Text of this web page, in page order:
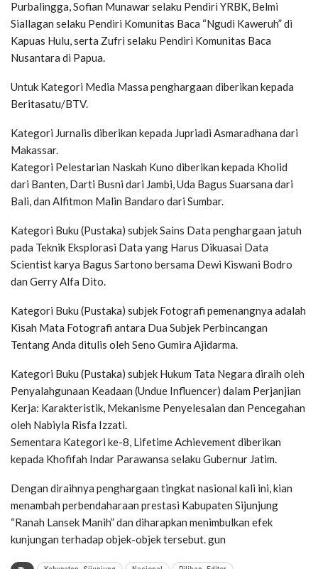
Purbalingga, Sofian Munawar selaku Pendiri YRBK, Belmi
Siallagan selaku Pendiri Komunitas Baca “Ngudi Kaweruh” di
Kapuas Hulu, serta Zufri selaku Pendiri Komunitas Baca
Nusantara di Papua.
Untuk Kategori Media Massa penghargaan diberikan kepada
Beritasatu/BTV.
Kategori Jurnalis diberikan kepada Jupriadi Asmaradhana dari
Makassar.
Kategori Pelestarian Naskah Kuno diberikan kepada Kholid
dari Banten, Darti Busni dari Jambi, Uda Bagus Suarsana dari
Bali, dan Alfitmon Malin Bandaro dari Sumbar.
Kategori Buku (Pustaka) subjek Sains Data penghargaan jatuh
pada Teknik Eksplorasi Data yang Harus Dikuasai Data
Scientist karya Bagus Sartono bersama Dewi Kiswani Bodro
dan Gerry Alfa Dito.
Kategori Buku (Pustaka) subjek Fotografi pemenangnya adalah
Kisah Mata Fotografi antara Dua Subjek Perbincangan
Tentang Anda ditulis oleh Seno Gumira Ajidarma.
Kategori Buku (Pustaka) subjek Hukum Tata Negara diraih oleh
Penyalahgunaan Keadaan (Undue Influencer) dalam Perjanjian
Kerja: Karakteristik, Mekanisme Penyelesaian dan Pencegahan
oleh Nabiyla Risfa Izzati.
Sementara Kategori ke-8, Lifetime Achievement diberikan
kepada Khofifah Indar Parawansa selaku Gubernur Jatim.
Dengan diraihnya penghargaan tingkat nasional kali ini, kian
menambah perbendaharaan prestasi Kabupaten Sijunjung
“Ranah Lansek Manih” dan diharapkan menimbulkan efek
kunjungan terhadap objek-objek tersebut. gun